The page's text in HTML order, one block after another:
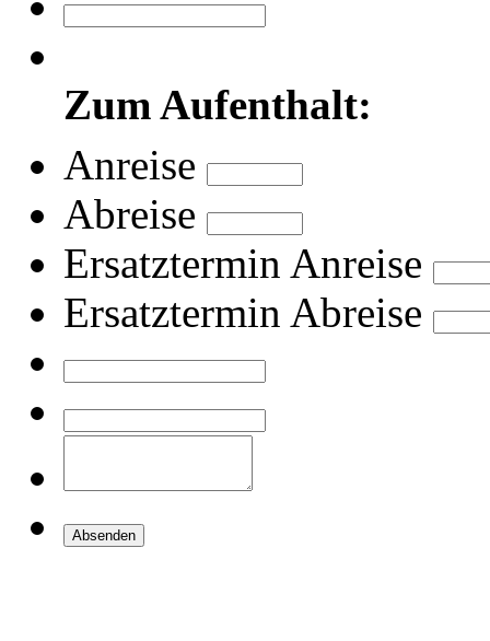
Zum Aufenthalt:
Anreise
Abreise
Ersatztermin Anreise
Ersatztermin Abreise